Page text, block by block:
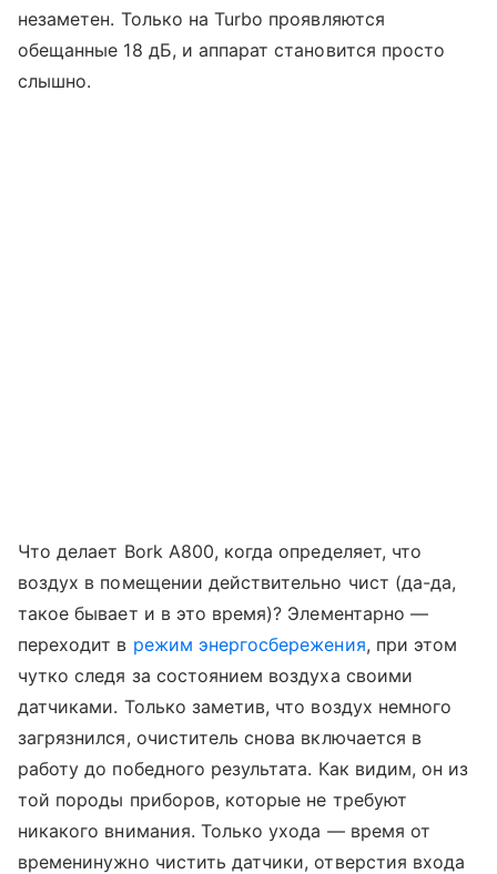
незаметен. Только на Turbo проявляются
обещанные 18 дБ, и аппарат становится просто
слышно.
Что делает Bork A800, когда определяет, что
воздух в помещении действительно чист (да-да,
такое бывает и в это время)? Элементарно —
переходит в режим энергосбережения, при этом
чутко следя за состоянием воздуха своими
датчиками. Только заметив, что воздух немного
загрязнился, очиститель снова включается в
работу до победного результата. Как видим, он из
той породы приборов, которые не требуют
никакого внимания. Только ухода — время от
временинужно чистить датчики, отверстия входа